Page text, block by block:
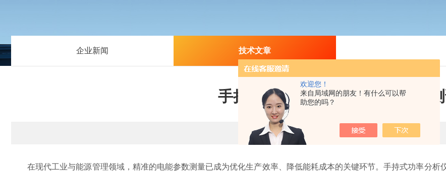
欢迎您！
来自局域网的朋友！有什么可以帮
助您的吗？
企业新闻 技术文章
手持式功率分析仪如何赋能高效
更新时间：2025-09-25 点击次数：592
在现代工业与能源管理领域，精准的电能参数测量已成为优化生产效率、降低能耗成本的关键环节。手持式功率分析